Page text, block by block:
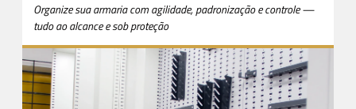
Organize sua armaria com agilidade, padronização e controle —
tudo ao alcance e sob proteção